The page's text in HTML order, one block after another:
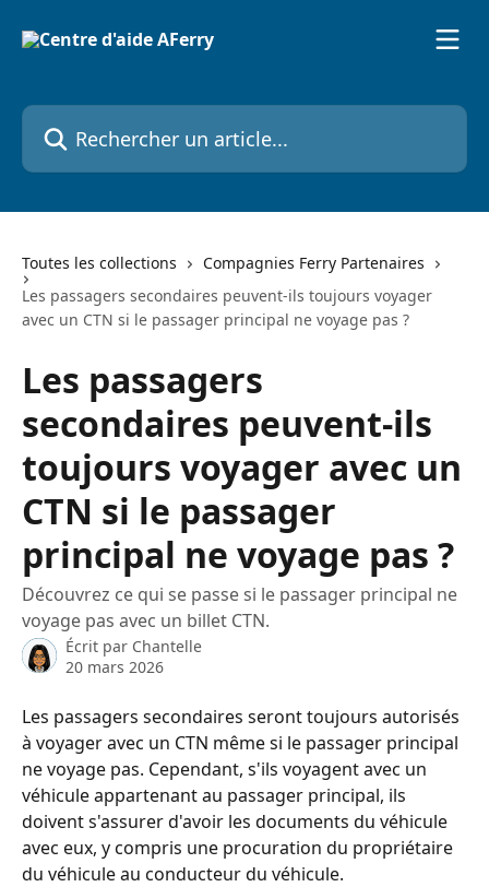
Rechercher un article...
Toutes les collections
Compagnies Ferry Partenaires
Les passagers secondaires peuvent-ils toujours voyager
avec un CTN si le passager principal ne voyage pas ?
Les passagers
secondaires peuvent-ils
toujours voyager avec un
CTN si le passager
principal ne voyage pas ?
Découvrez ce qui se passe si le passager principal ne
voyage pas avec un billet CTN.
Écrit par Chantelle
20 mars 2026
Les passagers secondaires seront toujours autorisés
à voyager avec un CTN même si le passager principal
ne voyage pas. Cependant, s'ils voyagent avec un
véhicule appartenant au passager principal, ils
doivent s'assurer d'avoir les documents du véhicule
avec eux, y compris une procuration du propriétaire
du véhicule au conducteur du véhicule.